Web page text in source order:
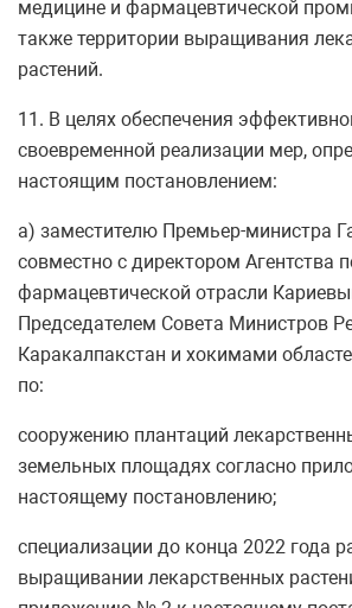
медицине и фармацевтической
также территории выращивания
растений.
11. В целях обеспечения
своевременной реализации мер,
настоящим постановлением:
а) заместителю Премьер-министра
совместно с директором Агентства
фармацевтической отрасли
Председателем Совета Министров
Каракалпакстан и хокимами
по:
сооружению плантаций
земельных площадях согласно
настоящему постановлению;
специализации до конца 2022 года
выращивании лекарственных